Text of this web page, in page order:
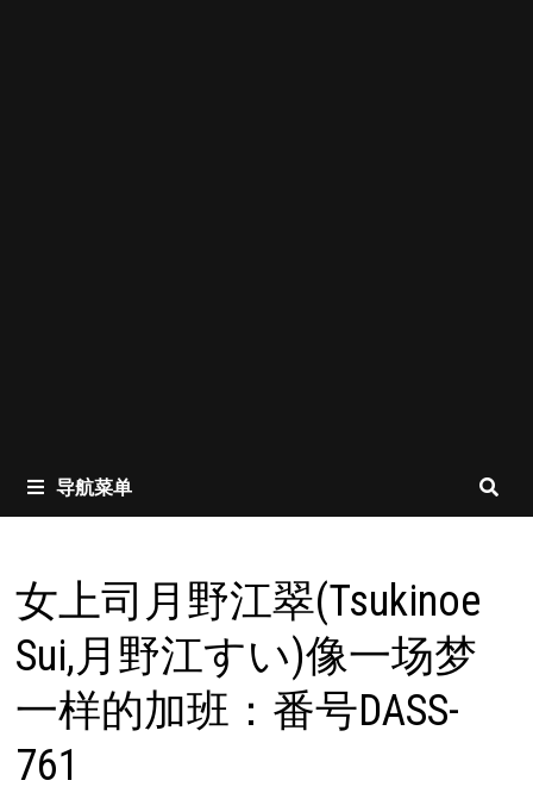
导航菜单
女上司月野江翠(Tsukinoe
Sui,月野江すい)像一场梦
一样的加班：番号DASS-
761